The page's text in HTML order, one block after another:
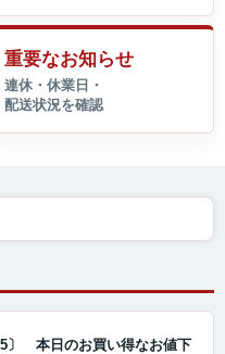
重要なお知らせ
〕 本日のお買い得なお値下